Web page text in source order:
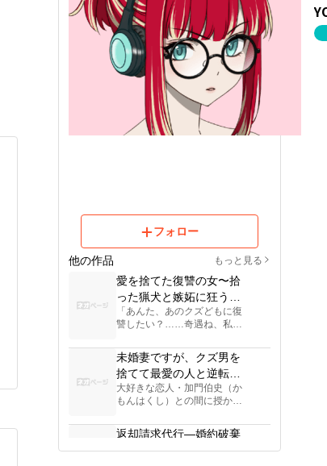
フォロー
他の作品
もっと見る
愛を捨てた復讐の女〜拾
った猟犬と嫉妬に狂う御
曹司を従え、元婚約者ど
もを地獄へ突き落とす〜
「あんた、あのクズどもに復
讐したい？……奇遇ね、私も
としたいの。なら今日から私
が、あんたの飼い主になって
あげる。死ぬ気で私に尽くし
なさい」
大手財閥の令嬢であり、敏腕
どう かおるこ）。 かつて一
途に愛した婚約者・千石栄太
（せんごく えいた）に手ひど
未婚妻ですが、クズ男を
捨てて最愛の人と逆転結
婚・女社長になります
大好きな恋人・加門伯史（か
もんはくし）との間に授かっ
たはずの知名芽瑠（ちなめ
る）は、次の瞬間、奈落の底
へと突き落とされる。
返却請求代行―婚約破棄
の代償、払わせます―謎